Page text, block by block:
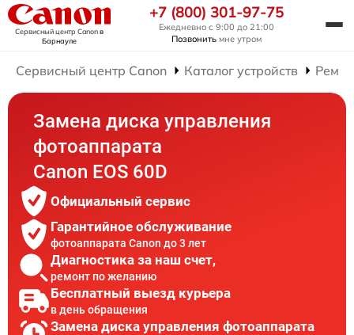
Сервисный центр Canonв
Барнауле
+7 (800) 301-97-75
Ежедневно с 9:00 до 21:00
Позвонить мне утром
Сервисный центр Canon Каталог устройств
Замена диска управления
фотоаппарата
Canon EOS 60D
Официальный сервис
Гарантийное обслуживание
фотоаппарата Canon до 3 лет
Диагностика за наш счет,
ремонт по желанию
Бесплатный выезд курьера
в день обращения
Замена диска управления фотоаппарата